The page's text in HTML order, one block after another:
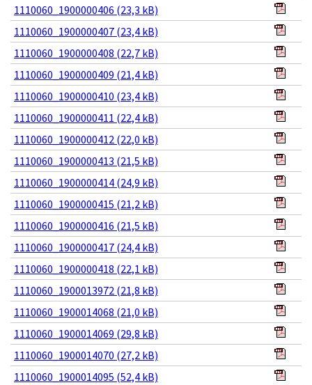
1110060_1900000406 (23,3 kB)
1110060_1900000407 (23,4 kB)
1110060_1900000408 (22,7 kB)
1110060_1900000409 (21,4 kB)
1110060_1900000410 (23,4 kB)
1110060_1900000411 (22,4 kB)
1110060_1900000412 (22,0 kB)
1110060_1900000413 (21,5 kB)
1110060_1900000414 (24,9 kB)
1110060_1900000415 (21,2 kB)
1110060_1900000416 (21,5 kB)
1110060_1900000417 (24,4 kB)
1110060_1900000418 (22,1 kB)
1110060_1900013972 (21,8 kB)
1110060_1900014068 (21,0 kB)
1110060_1900014069 (29,8 kB)
1110060_1900014070 (27,2 kB)
1110060_1900014095 (52,4 kB)